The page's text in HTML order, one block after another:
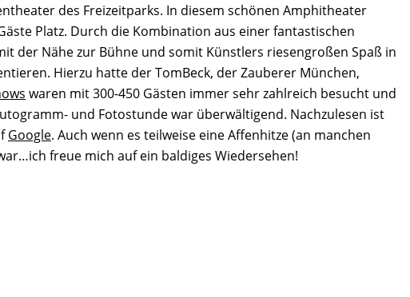
des Freizeitparks. In diesem schönen Amphitheater
Platz. Durch die Kombination aus einer fantastischen
der Nähe zur Bühne und somit Künstlers riesengroßen Spaß in
Hierzu hatte der TomBeck, der Zauberer München,
waren mit 300-450 Gästen immer sehr zahlreich besucht und
und Fotostunde war überwältigend. Nachzulesen ist
Google. Auch wenn es teilweise eine Affenhitze (an manchen
freue mich auf ein baldiges Wiedersehen!